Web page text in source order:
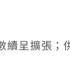
呈擴張；